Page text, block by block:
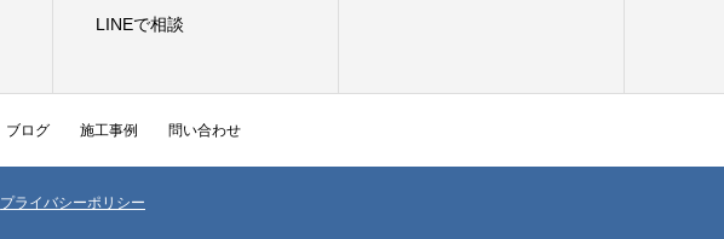
LINEで相談
ブログ 施工事例 問い合わせ
プライバシーポリシー